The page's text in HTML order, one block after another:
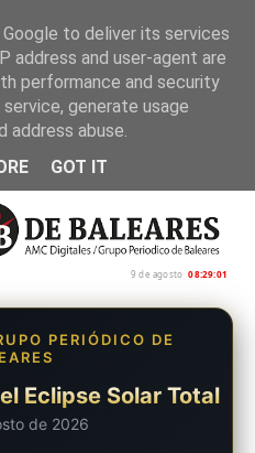
9 de agosto 08:29:02
PERIÓDICO DE
Eclipse Solar Total
de 2026
to deliver its services
address and user-agent are
performance and security
generate usage
abuse.
GOT IT